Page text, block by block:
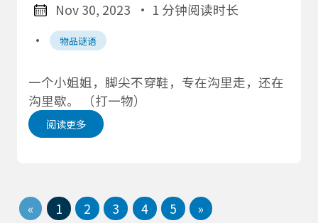
Nov 30, 2023
· 1 分钟阅读时长
·
物品谜语
一个小姐姐，脚尖不穿鞋，专在沟里走，还在
沟里歇。 （打一物）
阅读更多
« 1 2 3 4 5 »